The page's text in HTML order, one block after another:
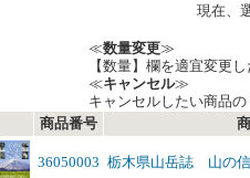
現在、
≪数量変更≫
【数量】欄を適宜変更
≪キャンセル≫
キャンセルしたい商品
商品番号
36050003 栃木県山岳誌 山の